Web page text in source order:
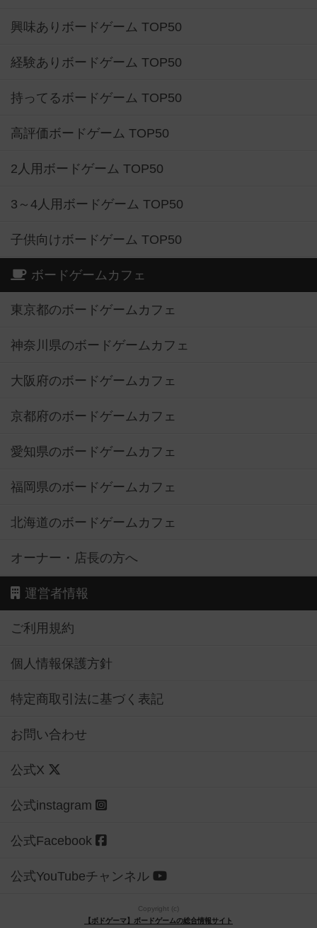
興味ありボードゲーム TOP50
経験ありボードゲーム TOP50
持ってるボードゲーム TOP50
高評価ボードゲーム TOP50
2人用ボードゲーム TOP50
3～4人用ボードゲーム TOP50
子供向けボードゲーム TOP50
ボードゲームカフェ
東京都のボードゲームカフェ
神奈川県のボードゲームカフェ
大阪府のボードゲームカフェ
京都府のボードゲームカフェ
愛知県のボードゲームカフェ
福岡県のボードゲームカフェ
北海道のボードゲームカフェ
オーナー・店長の方へ
運営者情報
ご利用規約
個人情報保護方針
特定商取引法に基づく表記
お問い合わせ
公式X
公式instagram
公式Facebook
公式YouTubeチャンネル
Copyright (c)
【ボドゲーマ】ボードゲームの総合情報サイト